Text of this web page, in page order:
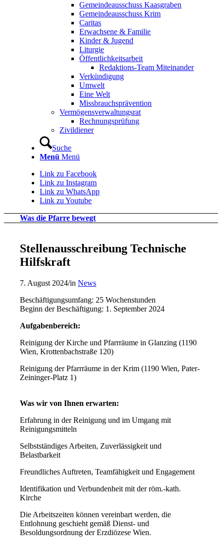
Gemeindeausschuss Kaasgraben
Gemeindeausschuss Krim
Caritas
Erwachsene & Familie
Kinder & Jugend
Liturgie
Öffentlichkeitsarbeit
Redaktions-Team Miteinander
Verkündigung
Umwelt
Eine Welt
Missbrauchsprävention
Vermögensverwaltungsrat
Rechnungsprüfung
Zivildiener
Suche
Menü Menü
Link zu Facebook
Link zu Instagram
Link zu WhatsApp
Link zu Youtube
Was die Pfarre bewegt
Stellenausschreibung Technische
Hilfskraft
7. August 2024/inNews
Beschäftigungsumfang: 25 Wochenstunden
Beginn der Beschäftigung: 1. September 2024
Aufgabenbereich:
Reinigung der Kirche und Pfarrräume in Glanzing (1190
Wien, Krottenbachstraße 120)
Reinigung der Pfarrräume in der Krim (1190 Wien, Pater-
Zeininger-Platz 1)
Was wir von Ihnen erwarten:
Erfahrung in der Reinigung und im Umgang mit
Reinigungsmitteln
Selbstständiges Arbeiten, Zuverlässigkeit und
Belastbarkeit
Freundliches Auftreten, Teamfähigkeit und Engagement
Identifikation und Verbundenheit mit der röm.-kath.
Kirche
Die Arbeitszeiten können vereinbart werden, die
Entlohnung geschieht gemäß Dienst- und
Besoldungsordnung der Erzdiözese Wien.